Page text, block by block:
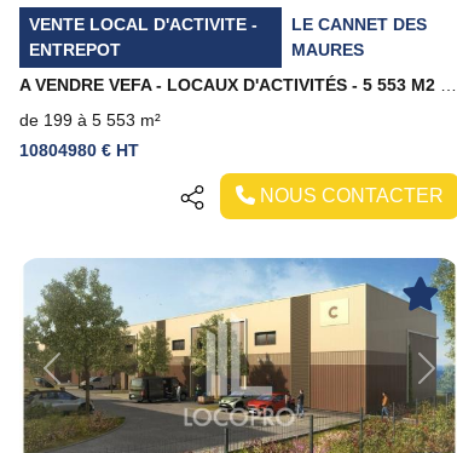
VENTE LOCAL D'ACTIVITE -
ENTREPOT
LE CANNET DES
MAURES
de 199 à 5 553 m²
10804980 € HT
NOUS CONTACTER
Previous Next